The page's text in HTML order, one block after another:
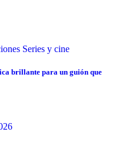
Series y cine
brillante para un guión que